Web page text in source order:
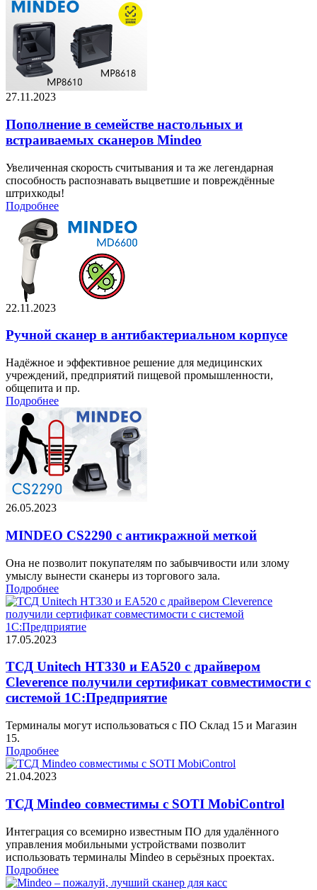
27.11.2023
Пополнение в семействе настольных и
встраиваемых сканеров Mindeo
Увеличенная скорость считывания и та же легендарная
способность распознавать выцветшие и повреждённые
штрихкоды!
Подробнее
22.11.2023
Ручной сканер в антибактериальном корпусе
Надёжное и эффективное решение для медицинских
учреждений, предприятий пищевой промышленности,
общепита и пр.
Подробнее
26.05.2023
MINDEO CS2290 с антикражной меткой
Она не позволит покупателям по забывчивости или злому
умыслу вынести сканеры из торгового зала.
Подробнее
17.05.2023
ТСД Unitech HT330 и EA520 с драйвером
Cleverence получили сертификат совместимости с
системой 1С:Предприятие
Терминалы могут использоваться с ПО Склад 15 и Магазин
15.
Подробнее
21.04.2023
ТСД Mindeo совместимы с SOTI MobiControl
Интеграция со всемирно известным ПО для удалённого
управления мобильными устройствами позволит
использовать терминалы Mindeo в серьёзных проектах.
Подробнее